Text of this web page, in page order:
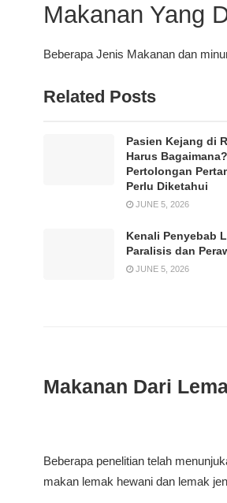
Makanan Yang
Beberapa Jenis Makanan dan
Related Posts
Pasien Kejang di
Harus
Pertolongan
Perlu Diketahui
JUNE 5, 2026
Kenali Penyebab
Paralisis dan
JUNE 5, 2026
Makanan Dari
Beberapa penelitian telah
makan lemak hewani dan lemak